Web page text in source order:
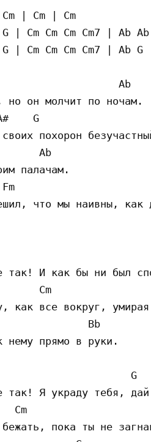
| Cm | Cm
| Cm Cm Cm Cm7 | Ab
| Cm Cm Cm Cm7 | Ab G
Ab
но он молчит по ночам.
G
похорон
Ab
палачам.
Fm
что мы наивны, как
так! И как бы ни был
Cm
как все вокруг,
Bb
нему прямо в руки.
G
так! Я украду тебя,
Cm
пока ты не